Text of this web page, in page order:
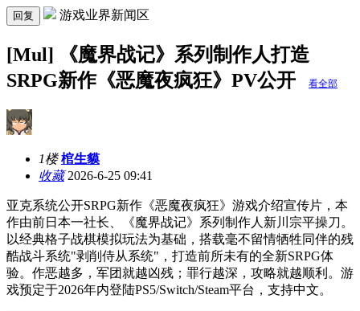
回复 游戏业界新闻区
[Mul] 《魔界战记》系列制作人打造
SRPG新作《恶魔夜疯狂》PV公开
看全部
1楼 棺生貘
收藏2026-6-25 09:41
亚克系统公开SRPG新作《恶魔夜疯狂》游戏介绍宣传片，本
作由前日本一社长、《魔界战记》系列制作人新川宗平操刀。
以经典格子战棋模拟玩法为基础，搭载毫不留情牺牲同伴的残
酷战斗系统"剥削侍从系统"，打造前所未有的全新SRPG体
验。作恶越多，军团就越凶残；罪行越深，攻略就越顺利。游
戏预定于2026年内登陆PS5/Switch/Steam平台，支持中文。